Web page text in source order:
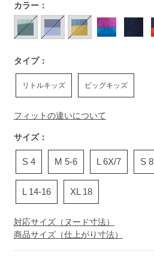
カラー：
タイプ：
リトルキッズ ビッグキッズ
フィットの違いについて
サイズ：
S 4 M 5-6 L 6X/7 S 8
L 14-16 XL 18
対応サイズ（ヌード寸法）
商品サイズ（仕上がり寸法）